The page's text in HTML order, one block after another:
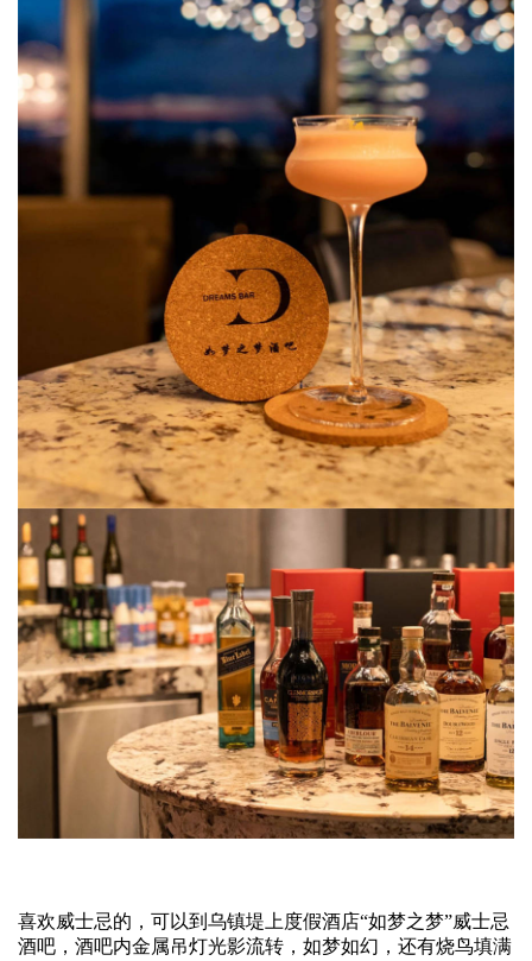
喜欢威士忌的，可以到乌镇堤上度假酒店“如梦之梦”威士忌
酒吧，酒吧内金属吊灯光影流转，如梦如幻，还有烧鸟填满